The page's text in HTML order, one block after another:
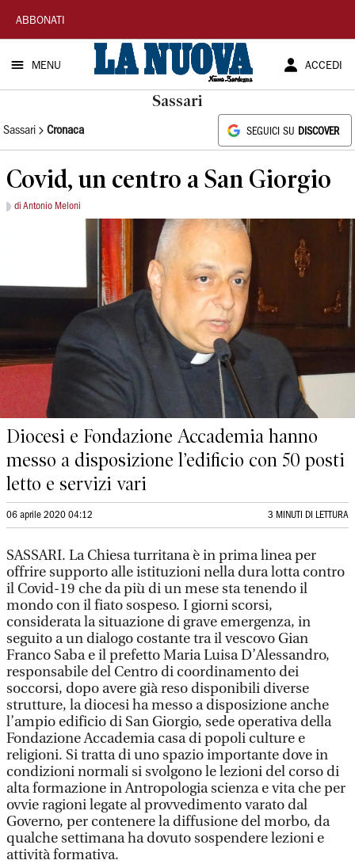
La
Nuova
Sardegna
ABBONATI
MENU ACCEDI
Sassari
Sassari Cronaca SEGUICI SU DISCOVER
Covid, un centro a San Giorgio
di Antonio Meloni
Diocesi e Fondazione Accademia hanno
messo a disposizione l’edificio con 50 posti
letto e servizi vari
06 aprile 2020 04:12 3 MINUTI DI LETTURA
SASSARI. La Chiesa turritana è in prima linea per
offrire supporto alle istituzioni nella dura lotta contro
il Covid-19 che da più di un mese sta tenendo il
mondo con il fiato sospeso. I giorni scorsi,
considerata la situazione di grave emergenza, in
seguito a un dialogo costante tra il vescovo Gian
Franco Saba e il prefetto Maria Luisa D’Alessandro,
responsabile del Centro di coordinamento dei
soccorsi, dopo avere già reso disponibili diverse
strutture, la diocesi ha messo a disposizione anche
l’ampio edificio di San Giorgio, sede operativa della
Fondazione Accademia casa di popoli culture e
religioni. Si tratta di uno spazio importante dove in
condizioni normali si svolgono le lezioni del corso di
alta formazione in Antropologia scienza e vita che per
ovvie ragioni legate al provvedimento varato dal
Governo, per contenere la diffusione del morbo, da
qualche settimana ha dovuto sospendere lezioni e
attività formativa.